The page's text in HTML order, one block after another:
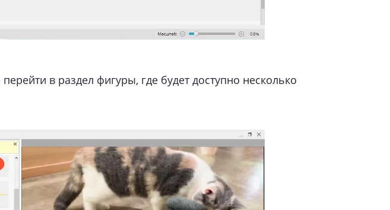
в раздел фигуры, где будет доступно несколько